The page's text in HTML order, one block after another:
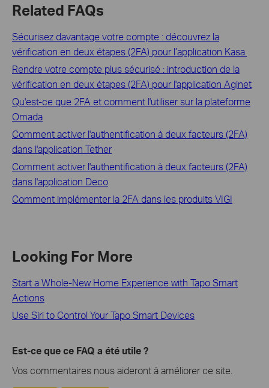
Related FAQs
Sécurisez davantage votre compte : découvrez la
vérification en deux étapes (2FA) pour l’application Kasa.
Rendre votre compte plus sécurisé : introduction de la
vérification en deux étapes (2FA) pour l'application Aginet
Qu'est-ce que 2FA et comment l'utiliser sur la plateforme
Omada
Comment activer l'authentification à deux facteurs (2FA)
dans l'application Tether
Comment activer l'authentification à deux facteurs (2FA)
dans l'application Deco
Comment implémenter la 2FA dans les produits VIGI
Looking For More
Start a Whole-New Home Experience with Tapo Smart
Actions
Use Siri to Control Your Tapo Smart Devices
Est-ce que ce FAQ a été utile ?
Vos commentaires nous aideront à améliorer ce site.